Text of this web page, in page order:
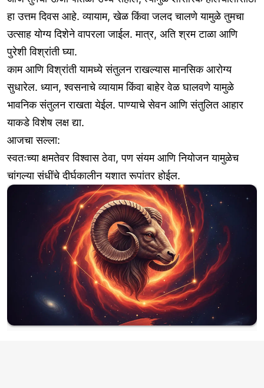
हा उत्तम दिवस आहे. व्यायाम, खेळ किंवा जलद चालणे यामुळे तुमचा
उत्साह योग्य दिशेने वापरला जाईल. मात्र, अति श्रम टाळा आणि
पुरेशी विश्रांती घ्या.
काम आणि विश्रांती यामध्ये संतुलन राखल्यास मानसिक आरोग्य
सुधारेल. ध्यान, श्वसनाचे व्यायाम किंवा बाहेर वेळ घालवणे यामुळे
भावनिक संतुलन राखता येईल. पाण्याचे सेवन आणि संतुलित आहार
याकडे विशेष लक्ष द्या.
आजचा सल्ला:
स्वतःच्या क्षमतेवर विश्वास ठेवा, पण संयम आणि नियोजन यामुळेच
चांगल्या संधींचे दीर्घकालीन यशात रूपांतर होईल.